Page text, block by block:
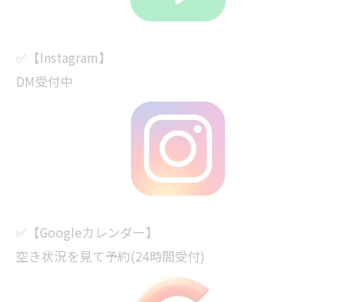
✅【Instagram】
DM受付中
✅【Googleカレンダー】
空き状況を見て予約(24時間受付)